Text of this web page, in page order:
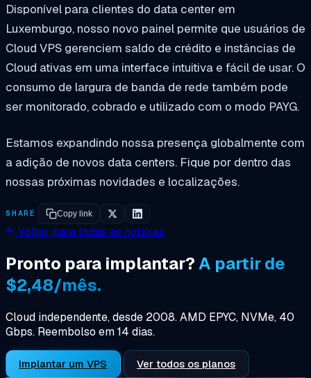
Disponível para clientes do data center em
Luxemburgo, nosso novo painel permite que usuários de
Cloud VPS gerenciem saldo de crédito e instâncias de
Cloud ativas em uma interface intuitiva e fácil de usar. O
consumo de largura de banda de rede também pode
ser monitorado, cobrado e utilizado com o modo PAYG.
Estamos expandindo nossa presença globalmente com
a adição de novos data centers. Fique por dentro das
nossas próximas novidades e localizações.
SHARE Copy link
Voltar para todas as notícias
Pronto para implantar?A partir de
$2,48/mês.
Cloud independente, desde 2008. AMD EPYC, NVMe, 40
Gbps. Reembolso em 14 dias.
Implantar um VPS Ver todos os planos